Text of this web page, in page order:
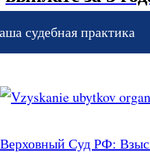
судебная практика
Верховный Суд РФ: